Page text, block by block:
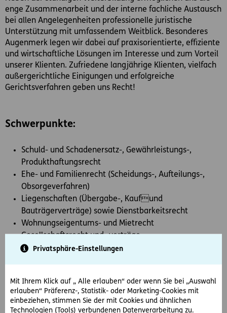
Privatsphäre-Einstellungen
Mit Ihrem Klick auf „ Alle erlauben“ oder wenn Sie bei „Auswahl
erlauben“ Präferenz-, Statistik- oder Marketing-Cookies mit
einbeziehen, stimmen Sie der mit Cookies und ähnlichen
Technologien (Tools) verbundenen Datenverarbeitung zu.
enge Zusammenarbeit und der interne fachliche Austausch
bei allen Angelegenheiten professionelle juristische
Unterstützung mit umfassendem Weitblick. Besonderes
Augenmerk legen wir dabei auf praxisorientierte, effiziente
und wirtschaftliche Lösungen im Interesse und zum Vorteil
unserer Klienten. Zufriedene langjährige Klienten, vielfach
außergerichtliche Einigungen und erfolgreiche
Gerichtsverfahren geben uns Recht!
Schwerpunkte:
Schuld- und Schadenersatz-, Gewährleistungs-,
Produkthaftungsrecht
Ehe- und Familienrecht (Scheidungs-, Aufteilungs-,
Obsorgeverfahren)
Liegenschaften (Übergabe-, Kaufund
Bauträgerverträge) sowie Dienstbarkeitsrecht
Wohnungseigentums- und Mietrecht
Gesellschaftsrecht und -verträge
Strafverteidigung
Sport- und Skirecht sowie Sportmanagement
Erbrecht, Testamente
Arbeitsrecht